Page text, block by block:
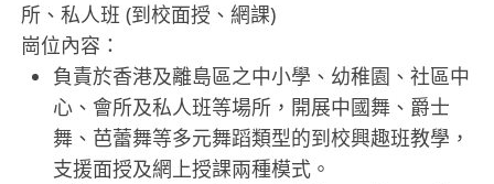
所、私人班 (到校面授、網課)​
崗位內容：
負責於香港及離島區之中小學、幼稚園、社區中
心、會所及私人班等場所，開展中國舞、爵士
舞、芭蕾舞等多元舞蹈類型的到校興趣班教學，
支援面授及網上授課兩種模式。